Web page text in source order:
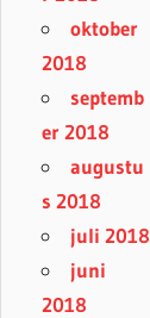
oktober
2018
septemb
er 2018
augustu
s 2018
juli 2018
juni
2018